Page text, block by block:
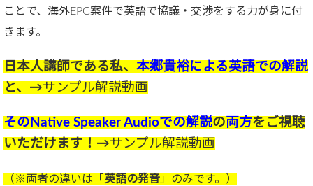
ことで、海外EPC案件で英語で協議・交渉をする力が身に付
きます。
日本人講師である私、 本郷貴裕による英語での解説
と、→サンプル解説動画
そのNative Speaker Audioでの解説の両方をご視聴
いただけます！→サンプル解説動画
（※両者の違いは「 英語の発音 」のみです。）